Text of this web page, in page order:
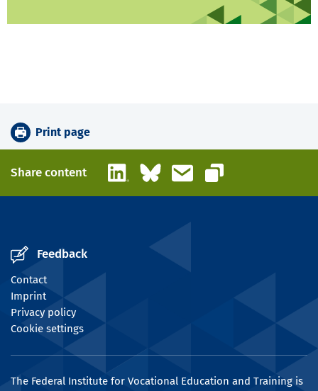
Print page
Share content LinkedInBlueskyEmail
Copy link
Feedback
Contact
Imprint
Privacy policy
Cookie settings
The Federal Institute for Vocational Education and Training is